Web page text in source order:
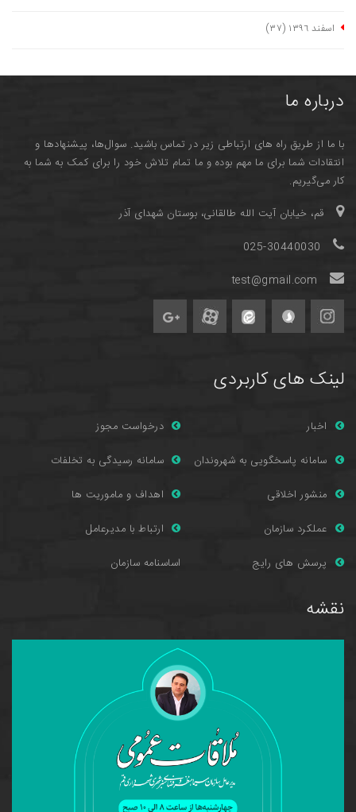
اسفند ١٣٩٦ (٣٧)
درباره ما
با ما از طریق راه های ارتباطی زیر در تماس باشید. سوال‌ها، پیشنهادها و
انتقادات شما برای ما مهم بوده و ما تمام تلاش خود را برای کمک به شما به
کار می‌گیریم.
قم، خیابان آیت الله طالقانی، بوستان شهدای آذر
025-30440030
test@gmail.com
لینک های کاربردی
اخبار
درخواست مجوز
سامانه پاسخگویی به شهروندان
سامانه رسیدگی به تخلفات
منشور اخلاقی
اهداف و ماموریت ها
عملکرد سازمان
ارتباط با مدیرعامل
پرسش های رایج اساسنامه سازمان
نقشه